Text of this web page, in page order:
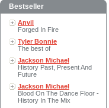
Bestseller
Anvil
Forged In Fire
Tyler Bonnie
The best of
Jackson Michael
History Past, Present And
Future
Jackson Michael
Blood On The Dance Floor -
History In The Mix